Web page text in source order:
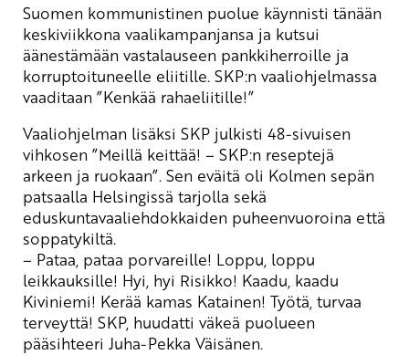
Suomen kommunistinen puolue käynnisti tänään
keskiviikkona vaalikampanjansa ja kutsui
äänestämään vastalauseen pankkiherroille ja
korruptoituneelle eliitille. SKP:n vaaliohjelmassa
vaaditaan ”Kenkää rahaeliitille!”
Vaaliohjelman lisäksi SKP julkisti 48-sivuisen
vihkosen ”Meillä keittää! – SKP:n reseptejä
arkeen ja ruokaan”. Sen eväitä oli Kolmen sepän
patsaalla Helsingissä tarjolla sekä
eduskuntavaaliehdokkaiden puheenvuoroina että
soppatykiltä.
– Pataa, pataa porvareille! Loppu, loppu
leikkauksille! Hyi, hyi Risikko! Kaadu, kaadu
Kiviniemi! Kerää kamas Katainen! Työtä, turvaa
terveyttä! SKP, huudatti väkeä puolueen
pääsihteeri Juha-Pekka Väisänen.